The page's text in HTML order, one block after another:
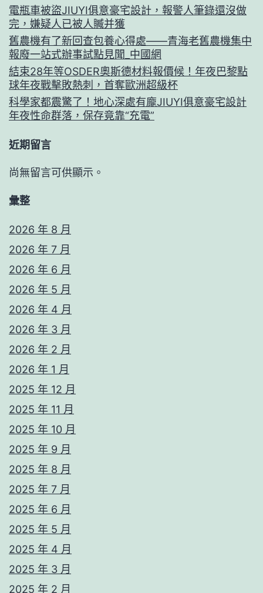
電瓶車被盜JIUYI俱意豪宅設計，報警人筆錄還沒做
完，嫌疑人已被人贓并獲
舊農機有了新回查包養心得處——青海老舊農機集中
報廢一站式辦事試點見聞_中國網
結束28年等OSDER奧斯德材料報價候！年夜巴黎點
球年夜戰擊敗熱刺，首奪歐洲超級杯
科學家都震驚了！地心深處有龐JIUYI俱意豪宅設計
年夜性命群落，保存竟靠“充電”
近期留言
尚無留言可供顯示。
彙整
2026 年 8 月
2026 年 7 月
2026 年 6 月
2026 年 5 月
2026 年 4 月
2026 年 3 月
2026 年 2 月
2026 年 1 月
2025 年 12 月
2025 年 11 月
2025 年 10 月
2025 年 9 月
2025 年 8 月
2025 年 7 月
2025 年 6 月
2025 年 5 月
2025 年 4 月
2025 年 3 月
2025 年 2 月